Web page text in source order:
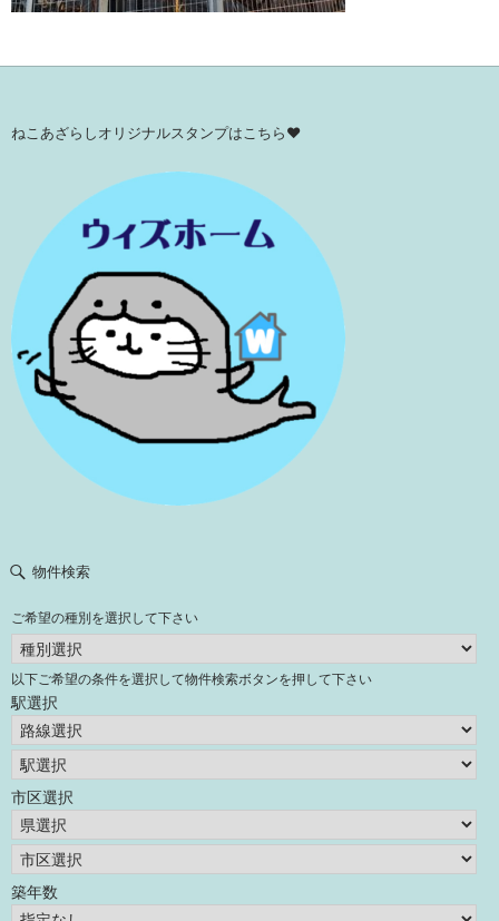
ねこあざらしオリジナルスタンプはこちら♥
物件検索
ご希望の種別を選択して下さい
以下ご希望の条件を選択して物件検索ボタンを押して下さい
駅選択
市区選択
築年数